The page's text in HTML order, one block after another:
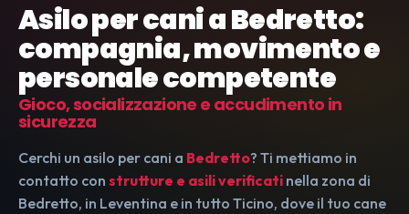
Asilo per cani a Bedretto:
compagnia, movimento e
personale competente
Gioco, socializzazione e accudimento in
sicurezza
Cerchi un asilo per cani a Bedretto? Ti mettiamo in
contatto con strutture e asili verificati nella zona di
Bedretto, in Leventina e in tutto Ticino, dove il tuo cane